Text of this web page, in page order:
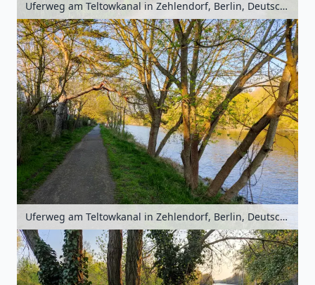
Uferweg am Teltowkanal in Zehlendorf, Berlin, Deutschland
Uferweg am Teltowkanal in Zehlendorf, Berlin, Deutschland